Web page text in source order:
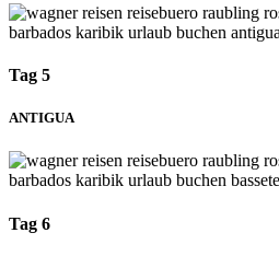
Tag 5
ANTIGUA
Tag 6